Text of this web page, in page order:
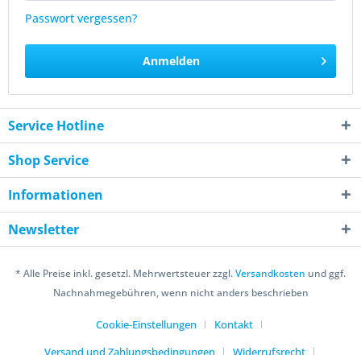
Passwort vergessen?
Anmelden
Service Hotline
Shop Service
Informationen
Newsletter
* Alle Preise inkl. gesetzl. Mehrwertsteuer zzgl.Versandkosten und ggf.
Nachnahmegebühren, wenn nicht anders beschrieben
Cookie-Einstellungen
Kontakt
Versand und Zahlungsbedingungen
Widerrufsrecht